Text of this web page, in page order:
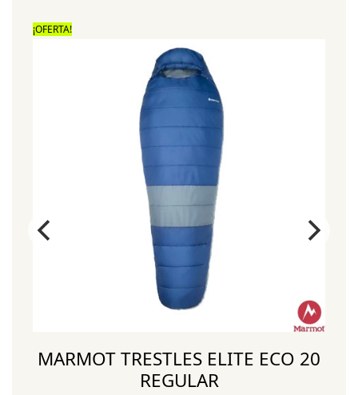
¡OFERTA!
MARMOT TRESTLES ELITE ECO 20
REGULAR